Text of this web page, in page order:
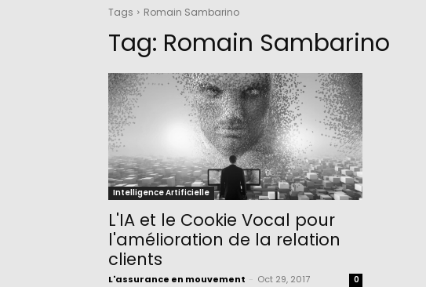
Tags Romain Sambarino
Tag: Romain Sambarino
Intelligence Artificielle
L'IA et le Cookie Vocal pour
l'amélioration de la relation
clients
L'assurance en mouvement Oct 29, 2017 0